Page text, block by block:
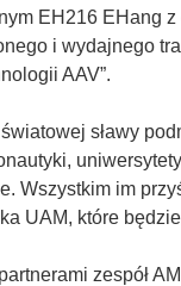
w
o
r
y
s
ę
n
EH216 EHang
i wydajnego
AAV”.
sławy
Wszystkim im
UAM, które
zespół